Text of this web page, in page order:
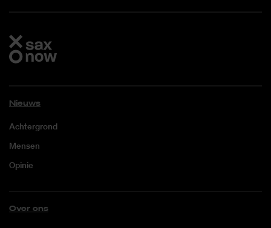
Nieuws
Achtergrond
Mensen
Opinie
Over ons